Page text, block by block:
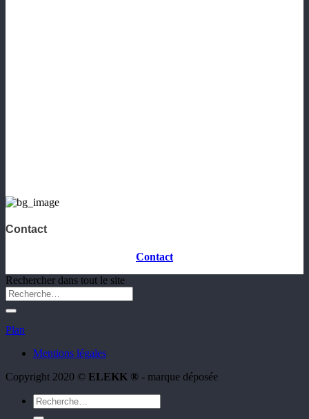
Contact
Contact
Rechercher dans tout le site
Plan
Mentions légales
Copyright 2020 © ELEKK ® - marque déposée
Recherche
pour :